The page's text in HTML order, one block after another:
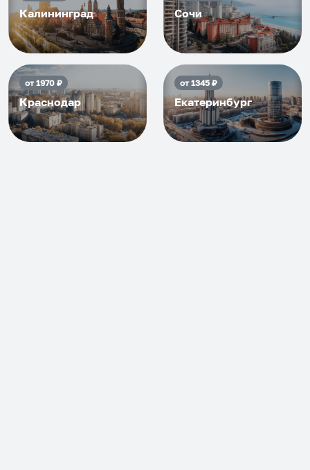
Калининград Сочи
от1970₽
Краснодар
от1345₽
Екатеринбург